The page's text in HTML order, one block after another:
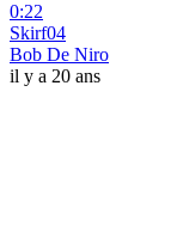
0:22
Skirf04
Bob De Niro
il y a 20 ans